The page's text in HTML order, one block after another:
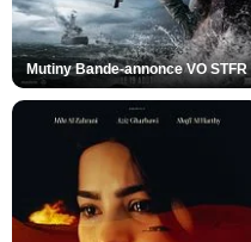
Mutiny Bande-annonce VO STFR